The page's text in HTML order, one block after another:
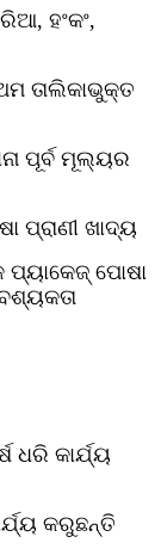
ହଂକଂ,
ତାଲିକାଭୁକ୍ତ
ପୂର୍ବ ମୂଲ୍ୟର
ପ୍ରାଣୀ ଖାଦ୍ୟ
ପ୍ୟାକେଜ୍ ପୋଷା
ଧରି କାର୍ଯ୍ୟ
କରୁଛନ୍ତି